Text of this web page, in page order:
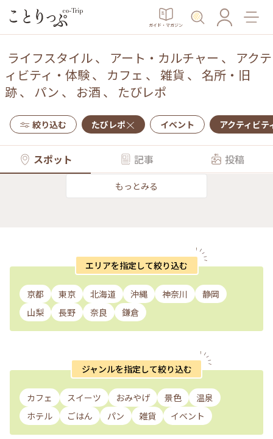
ガイド・マガジン
ライフスタイル、 アート・カルチャー 、 アクテ
ィビティ・体験、 カフェ 、 雑貨 、 名所・旧
跡、 パン 、 お酒 、 たびレポ
絞り込む たびレポ イベント アクティビテ
スポット 記事 投稿
もっとみる
エリアを指定して絞り込む
京都 東京 北海道 沖縄 神奈川
静岡
山梨
長野 奈良 鎌倉
ジャンルを指定して絞り込む
カフェ スイーツ おみやげ 景色
温泉
ホテル
ごはん パン 雑貨 イベント